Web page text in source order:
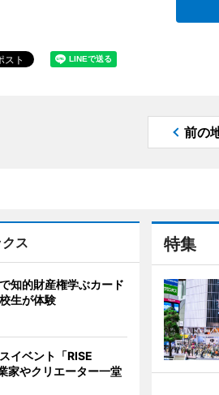
前の
特集
ス
知的財産権学ぶカード
生が体験
イベント「RISE
やクリエーター一堂